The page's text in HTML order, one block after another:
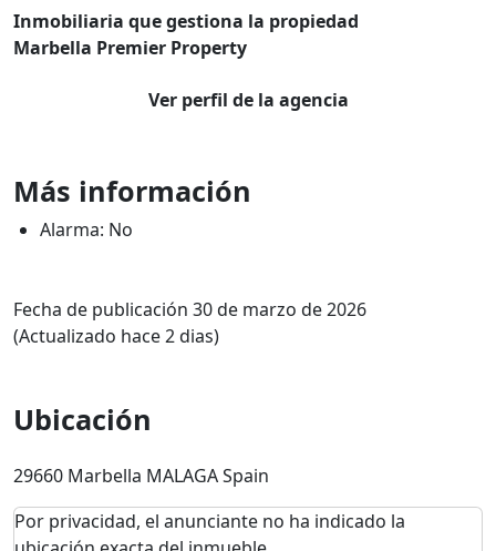
Inmobiliaria que gestiona la propiedad
Marbella Premier Property
Ver perfil de la agencia
Más información
Alarma: No
Fecha de publicación 30 de marzo de 2026
(Actualizado hace 2 dias)
Ubicación
29660 Marbella MALAGA Spain
Por privacidad, el anunciante no ha indicado la